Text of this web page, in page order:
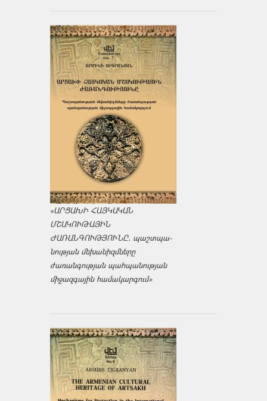
«ԱՐՑԱԽԻ ՀԱՅԿԱԿԱՆ
ՄՇԱԿՈՒԹԱՅԻՆ
ԺԱՌԱՆԳՈՒԹՅՈՒՆԸ․ պաշտպա­
նության մեխանիզմները
ժառանգության պահպանության
միջազ­գային համակարգում»